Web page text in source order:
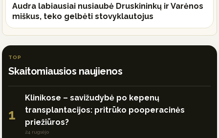
Audra labiausiai nusiaubė Druskininkų ir Varėnos
miškus, teko gelbėti stovyklautojus
TOP
Skaitomiausios naujienos
1
Klinikose – savižudybė po kepenų
transplantacijos: pritrūko pooperacinės
priežiūros?
24 rugsėjo